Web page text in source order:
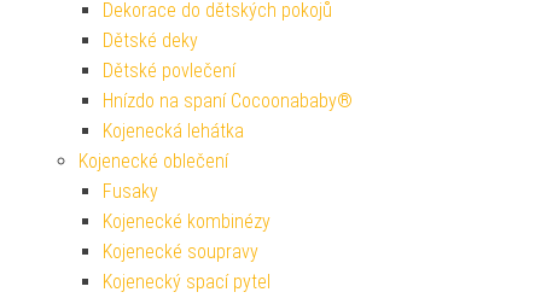
Dekorace do dětských pokojů
Dětské deky
Dětské povlečení
Hnízdo na spaní Cocoonababy®
Kojenecká lehátka
Kojenecké oblečení
Fusaky
Kojenecké kombinézy
Kojenecké soupravy
Kojenecký spací pytel